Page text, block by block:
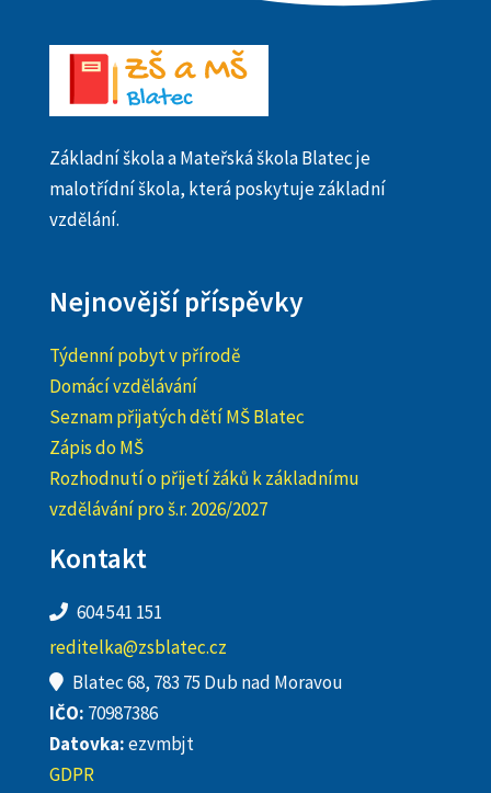
Základní škola a Mateřská škola Blatec je
malotřídní škola, která poskytuje základní
vzdělání.
Nejnovější příspěvky
Týdenní pobyt v přírodě
Domácí vzdělávání
Seznam přijatých dětí MŠ Blatec
Zápis do MŠ
Rozhodnutí o přijetí žáků k základnímu
vzdělávání pro š.r. 2026/2027
Kontakt
604 541 151
reditelka@zsblatec.cz
Blatec 68, 783 75 Dub nad Moravou
IČO: 70987386
Datovka:ezvmbjt
GDPR